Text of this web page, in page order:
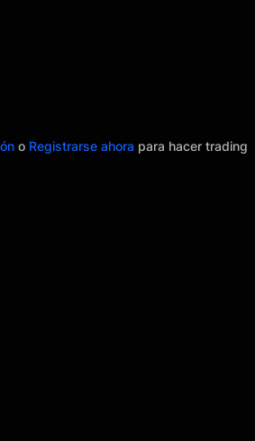
o Registrarse ahora para hacer trading